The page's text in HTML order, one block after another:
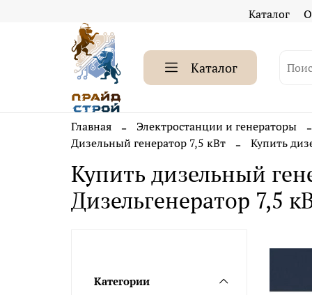
Каталог
Каталог
Главная Электростанции и генераторы
Дизельный генератор 7,5 кВт
Купить
Купить дизельный
Дизельгенератор 7,5
Категории